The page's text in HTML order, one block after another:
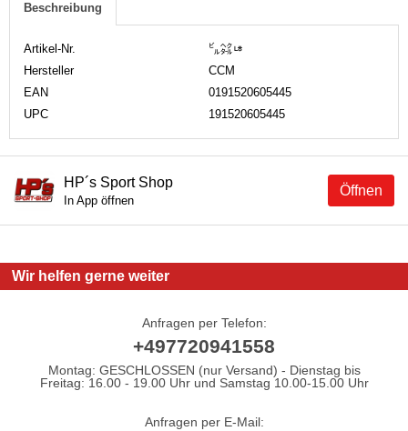
Beschreibung
Artikel-Nr.
㌱㌶ㄶ
Hersteller
CCM
EAN
0191520605445
UPC
191520605445
Öffnen
HP´s Sport Shop
In App öffnen
Wir helfen gerne weiter
Anfragen per Telefon:
+497720941558
Montag: GESCHLOSSEN (nur Versand) - Dienstag bis
Freitag: 16.00 - 19.00 Uhr und Samstag 10.00-15.00 Uhr
Anfragen per E-Mail: